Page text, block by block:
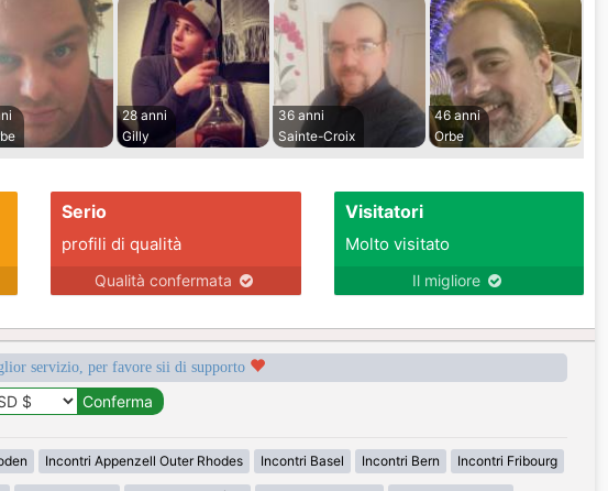
28 anni
Gilly
36 anni
Sainte-Croix
46 anni
Orbe
Serio
profili di qualità
Qualità confermata
Visitatori
Molto visitato
Il migliore
servizio, per favore sii di supporto
Incontri Appenzell Outer Rhodes Incontri Basel Incontri Bern Incontri Fribourg